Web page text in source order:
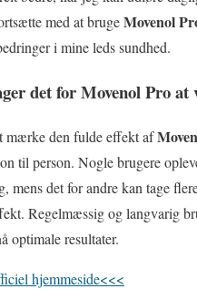
med at brugeMovenol
i mine leds sundhed.
det forMovenol Proat
mærke den fulde effekt af
til person. Nogle brugere
mens det for andre kan tage
Regelmæssig og langvarig
optimale resultater.
hjemmeside<<<